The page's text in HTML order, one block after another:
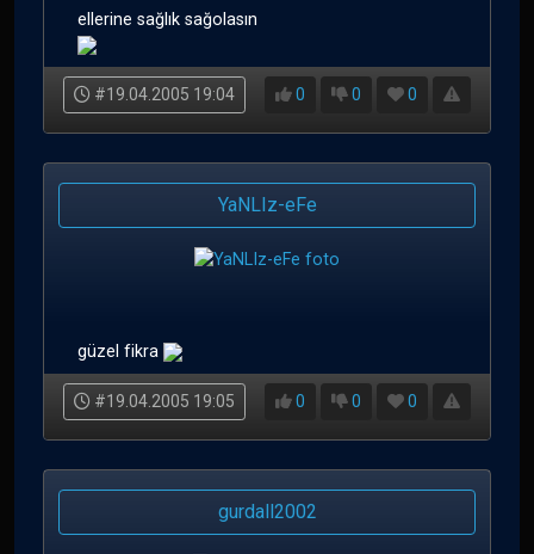
ellerine sağlık sağolasın
#19.04.2005 19:04 0 0 0
YaNLIz-eFe
güzel fikra
#19.04.2005 19:05 0 0 0
gurdall2002